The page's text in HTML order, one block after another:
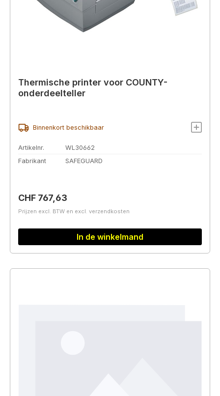
Thermische printer voor COUNTY-
onderdeelteller
Binnenkort beschikbaar
Artikelnr.
WL30662
Fabrikant
SAFEGUARD
Normale prijs:
CHF 767,63
Prijzen excl. BTW en excl. verzendkosten
In de winkelmand